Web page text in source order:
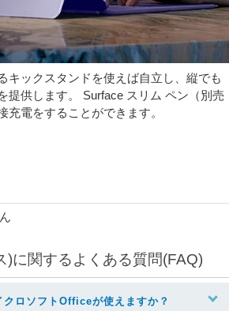
キックスタンドを使えば自立し、縦でも
提供します。 Surface スリム ペン（別売
充電をすることができます。
)に関するよくある質問(FAQ)
ロソフトOfficeが使えますか？